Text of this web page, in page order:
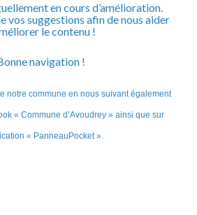
Plan Accès
en cours d’amélioration.
vos suggestions afin de nous aider
le contenu !
navigation !
notre commune en nous suivant également
« Commune d’Avoudrey » ainsi que sur
« PanneauPocket ».